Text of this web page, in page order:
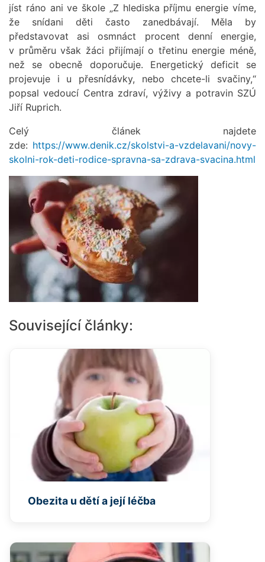
jíst ráno ani ve škole „Z hlediska příjmu energie víme,
že snídani děti často zanedbávají. Měla by
představovat asi osmnáct procent denní energie,
v průměru však žáci přijímají o třetinu energie méně,
než se obecně doporučuje. Energetický deficit se
projevuje i u přesnídávky, nebo chcete-li svačiny,“
popsal vedoucí Centra zdraví, výživy a potravin SZÚ
Jiří Ruprich.
Celý článek najdete
zde: https://www.denik.cz/skolstvi-a-vzdelavani/novy-
skolni-rok-deti-rodice-spravna-sa-zdrava-svacina.html
Související články:
Obezita u dětí a její léčba